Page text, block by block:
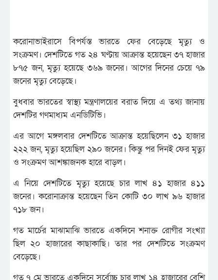
করোনাভাইরাসে বিপর্যস্ত ভারতে ফের বেড়েছে মৃত্যু ও
সংক্রমণ। দেশটিতে গত ২৪ ঘণ্টায় আক্রান্ত হয়েছেন ৩৭ হাজার
৮৭৫ জন, মৃত্যু হয়েছে ৩৬৯ জনের। আগের দিনের চেয়ে ৭৯
জনের মৃত্যু বেড়েছে।
বুধবার ভারতের স্বাস্থ্য মন্ত্রণালয়ের বরাত দিয়ে এ তথ্য জানায়
দেশটির গণমাধ্যম এনডিটিভি।
এর আগে মঙ্গলবার দেশটিতে আক্রান্ত হয়েছিলেন ৩১ হাজার
২২২ জন, মৃত্যু হয়েছিল ২৯০ জনের। কিন্তু পর দিনই ফের মৃত্যু
ও সংক্রমণ আশঙ্কাজনক হারে বাড়ল।
এ নিয়ে দেশটিতে মৃত্যু হয়েছে চার লাখ ৪১ হাজার ৪১১
জনের। করোনাক্রান্ত হয়েছেন তিন কোটি ৩০ লাখ ৯৬ হাজার
৭১৮ জন।
গত মার্চের মাঝামাঝি ভারতে একদিনে শনাক্ত রোগীর সংখ্যা
ছিল ২০ হাজারের কাছাকাছি। তার পর দেশটিতে সংক্রমণ
বেড়েছে।
গত ৭ মে ভারতে একদিনে সর্বোচ্চ চার লাখ ১৪ হাজারের বেশি